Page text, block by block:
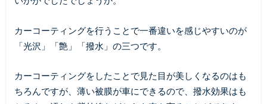
カーコーティングを行うことで一番違いを感じやすいのが
「光沢」「艶」「撥水」の三つです。
カーコーティングをしたことで見た目が美しくなるのはも
ちろんですが、薄い被膜が車にできるので、撥水効果はも